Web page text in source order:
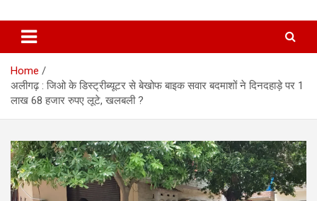
The Khabri Laal
Online News Portal
Home
अलीगढ़ : जिओ के डिस्ट्रीब्यूटर से बेखोफ बाइक सवार बदमाशों ने दिनदहाड़े पर 1
लाख 68 हजार रुपए लूटे, खलबली ?